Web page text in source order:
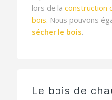
lors de la construction
bois. Nous pouvons
sécher le bois.
Le bois de